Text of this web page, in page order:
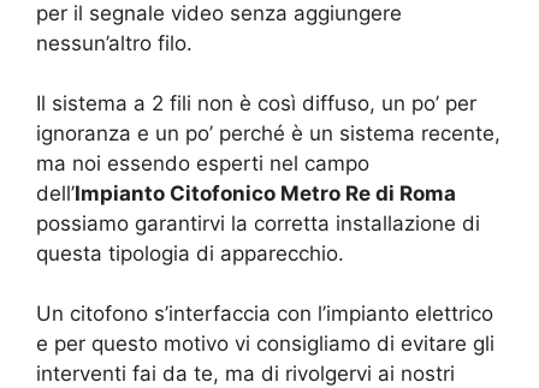
per il segnale video senza aggiungere
nessun’altro filo.
Il sistema a 2 fili non è così diffuso, un po’ per
ignoranza e un po’ perché è un sistema recente,
ma noi essendo esperti nel campo
dell’Impianto Citofonico Metro Re di Roma
possiamo garantirvi la corretta installazione di
questa tipologia di apparecchio.
Un citofono s’interfaccia con l’impianto elettrico
e per questo motivo vi consigliamo di evitare gli
interventi fai da te, ma di rivolgervi ai nostri